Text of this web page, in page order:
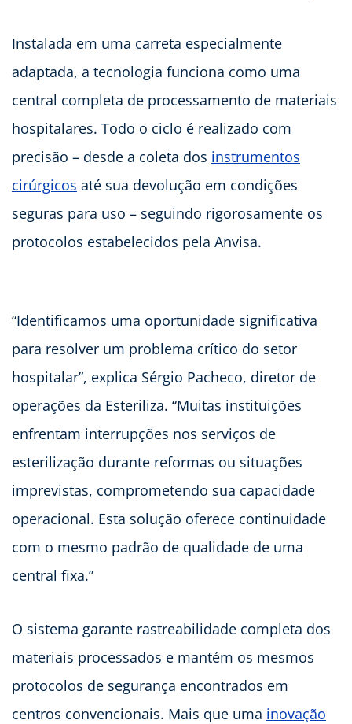
Instalada em uma carreta especialmente
adaptada, a tecnologia funciona como uma
central completa de processamento de materiais
hospitalares. Todo o ciclo é realizado com
precisão – desde a coleta dos instrumentos
cirúrgicos até sua devolução em condições
seguras para uso – seguindo rigorosamente os
protocolos estabelecidos pela Anvisa.
“Identificamos uma oportunidade significativa
para resolver um problema crítico do setor
hospitalar”, explica Sérgio Pacheco, diretor de
operações da Esteriliza. “Muitas instituições
enfrentam interrupções nos serviços de
esterilização durante reformas ou situações
imprevistas, comprometendo sua capacidade
operacional. Esta solução oferece continuidade
com o mesmo padrão de qualidade de uma
central fixa.”
O sistema garante rastreabilidade completa dos
materiais processados e mantém os mesmos
protocolos de segurança encontrados em
centros convencionais. Mais que uma inovação